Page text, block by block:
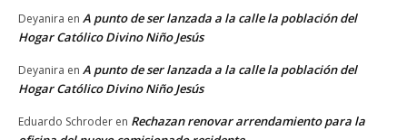
Deyanira en A punto de ser lanzada a la calle la población del
Hogar Católico Divino Niño Jesús
Deyanira en A punto de ser lanzada a la calle la población del
Hogar Católico Divino Niño Jesús
Eduardo Schroder en Rechazan renovar arrendamiento para la